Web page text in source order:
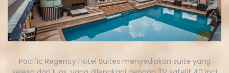
Pacific Regency Hotel Suites menyediakan suite yang